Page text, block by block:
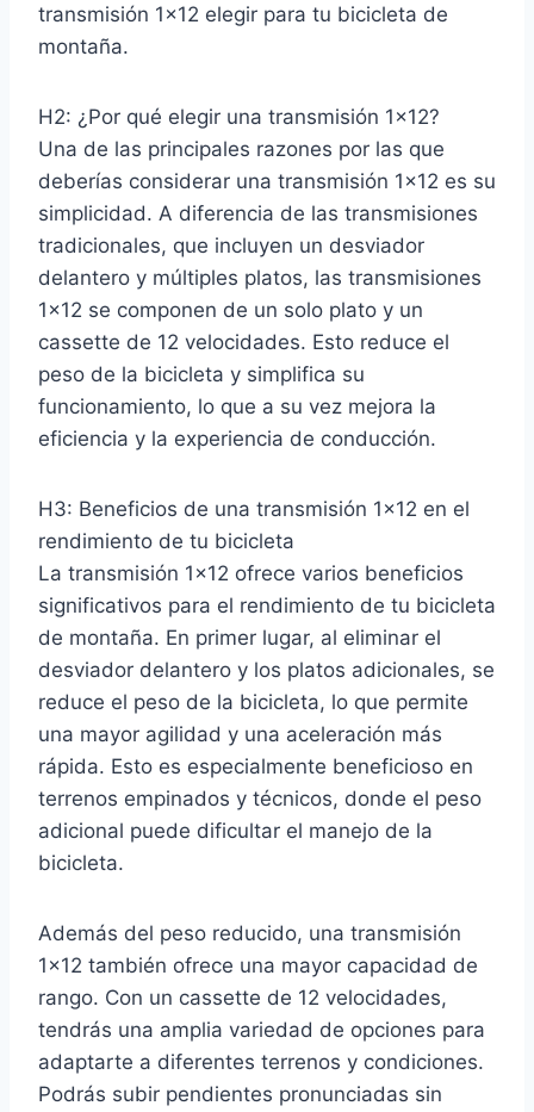
transmisión 1×12 elegir para tu bicicleta de
montaña.
H2: ¿Por qué elegir una transmisión 1×12?
Una de las principales razones por las que
deberías considerar una transmisión 1×12 es su
simplicidad. A diferencia de las transmisiones
tradicionales, que incluyen un desviador
delantero y múltiples platos, las transmisiones
1×12 se componen de un solo plato y un
cassette de 12 velocidades. Esto reduce el
peso de la bicicleta y simplifica su
funcionamiento, lo que a su vez mejora la
eficiencia y la experiencia de conducción.
H3: Beneficios de una transmisión 1×12 en el
rendimiento de tu bicicleta
La transmisión 1×12 ofrece varios beneficios
significativos para el rendimiento de tu bicicleta
de montaña. En primer lugar, al eliminar el
desviador delantero y los platos adicionales, se
reduce el peso de la bicicleta, lo que permite
una mayor agilidad y una aceleración más
rápida. Esto es especialmente beneficioso en
terrenos empinados y técnicos, donde el peso
adicional puede dificultar el manejo de la
bicicleta.
Además del peso reducido, una transmisión
1×12 también ofrece una mayor capacidad de
rango. Con un cassette de 12 velocidades,
tendrás una amplia variedad de opciones para
adaptarte a diferentes terrenos y condiciones.
Podrás subir pendientes pronunciadas sin